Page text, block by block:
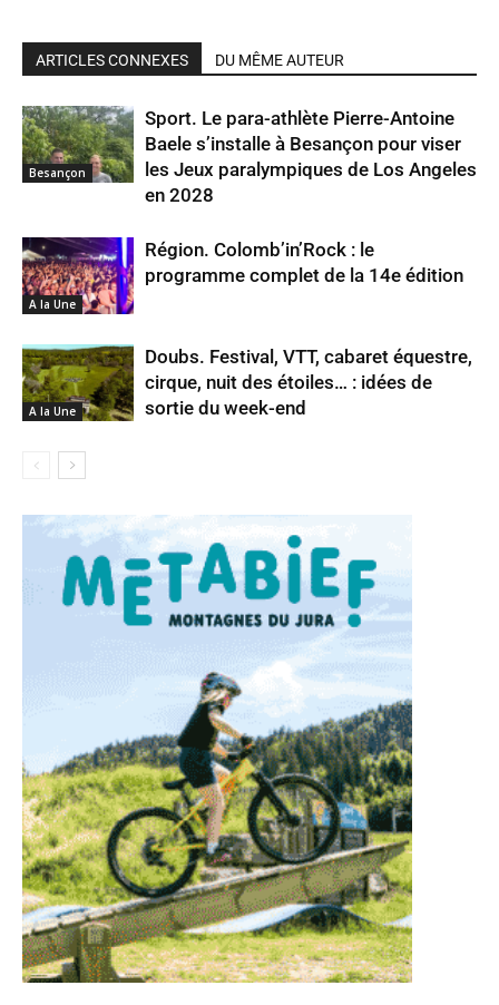
ARTICLES CONNEXES DU MÊME AUTEUR
Besançon
Sport. Le para-athlète Pierre-Antoine
Baele s’installe à Besançon pour viser
les Jeux paralympiques de Los Angeles
en 2028
A la Une
Région. Colomb’in’Rock : le
programme complet de la 14e édition
A la Une
Doubs. Festival, VTT, cabaret équestre,
cirque, nuit des étoiles… : idées de
sortie du week-end